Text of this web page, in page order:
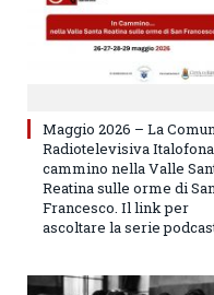
Maggio 2026 – La
Radiotelevisiva
cammino nella Valle
Reatina sulle orme di
Francesco. Il link per
ascoltare la serie